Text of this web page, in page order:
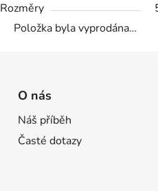
Rozměry
Položka byla vyprodána…
O nás
Náš příběh
Časté dotazy